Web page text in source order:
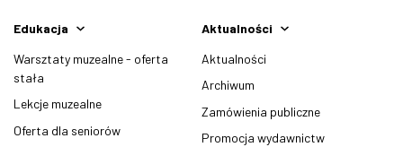
Edukacja
Warsztaty muzealne - oferta
stała
Lekcje muzealne
Oferta dla seniorów
Aktualności
Aktualności
Archiwum
Zamówienia publiczne
Promocja wydawnictw